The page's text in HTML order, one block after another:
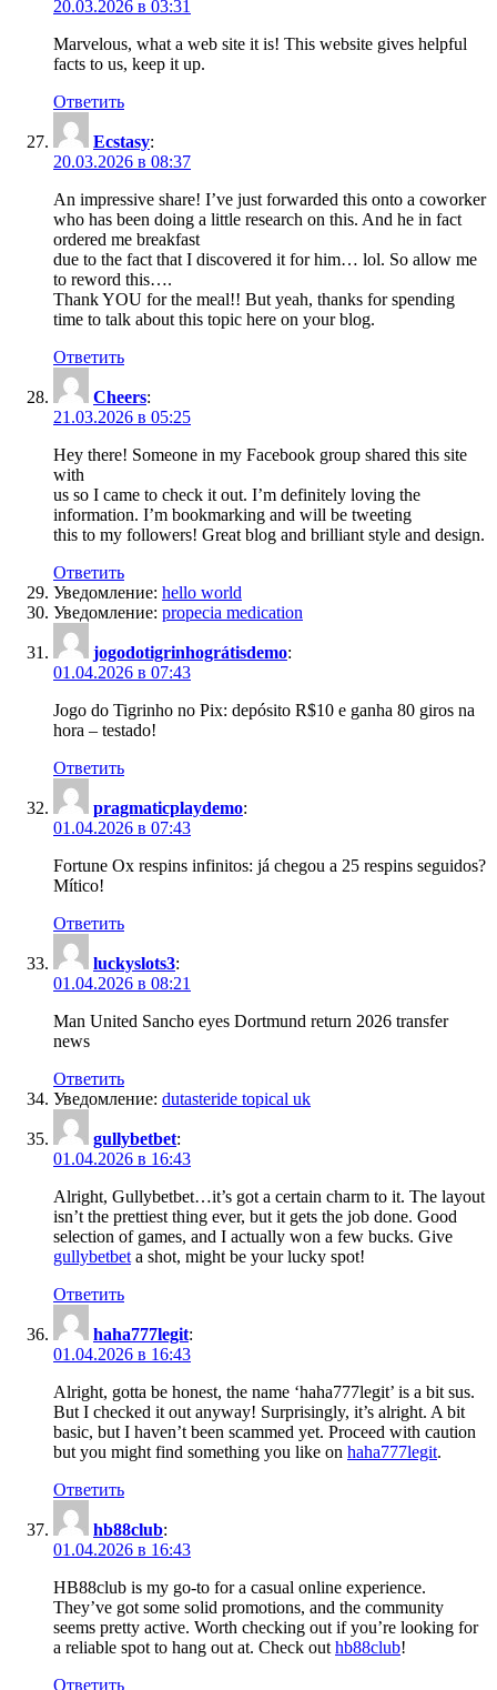
20.03.2026 в 03:31
Marvelous, what a web site it is! This website gives helpful
facts to us, keep it up.
Ответить
Ecstasy:
20.03.2026 в 08:37
An impressive share! I’ve just forwarded this onto a coworker
who has been doing a little research on this. And he in fact
ordered me breakfast
due to the fact that I discovered it for him… lol. So allow me
to reword this….
Thank YOU for the meal!! But yeah, thanks for spending
time to talk about this topic here on your blog.
Ответить
Cheers:
21.03.2026 в 05:25
Hey there! Someone in my Facebook group shared this site
with
us so I came to check it out. I’m definitely loving the
information. I’m bookmarking and will be tweeting
this to my followers! Great blog and brilliant style and design.
Ответить
Уведомление: hello world
Уведомление: propecia medication
jogodotigrinhográtisdemo:
01.04.2026 в 07:43
Jogo do Tigrinho no Pix: depósito R$10 e ganha 80 giros na
hora – testado!
Ответить
pragmaticplaydemo:
01.04.2026 в 07:43
Fortune Ox respins infinitos: já chegou a 25 respins seguidos?
Mítico!
Ответить
luckyslots3:
01.04.2026 в 08:21
Man United Sancho eyes Dortmund return 2026 transfer
news
Ответить
Уведомление: dutasteride topical uk
gullybetbet:
01.04.2026 в 16:43
Alright, Gullybetbet…it’s got a certain charm to it. The layout
isn’t the prettiest thing ever, but it gets the job done. Good
selection of games, and I actually won a few bucks. Give
gullybetbet a shot, might be your lucky spot!
Ответить
haha777legit:
01.04.2026 в 16:43
Alright, gotta be honest, the name ‘haha777legit’ is a bit sus.
But I checked it out anyway! Surprisingly, it’s alright. A bit
basic, but I haven’t been scammed yet. Proceed with caution
but you might find something you like on haha777legit.
Ответить
hb88club:
01.04.2026 в 16:43
HB88club is my go-to for a casual online experience.
They’ve got some solid promotions, and the community
seems pretty active. Worth checking out if you’re looking for
a reliable spot to hang out at. Check out hb88club!
Ответить